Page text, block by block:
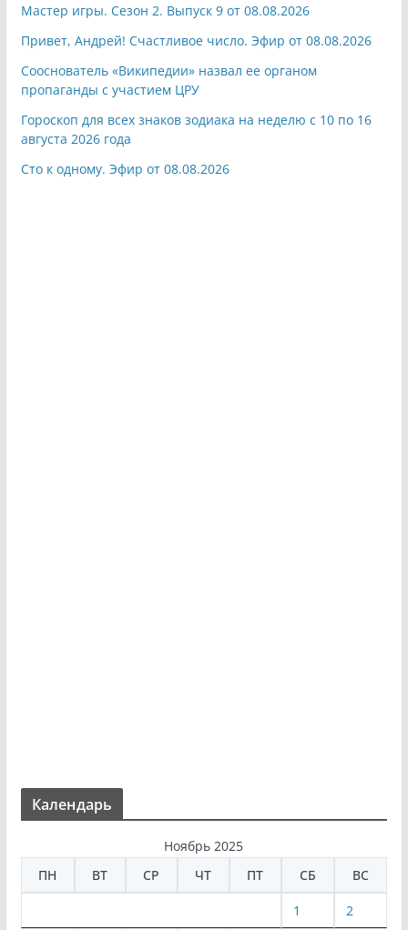
Мастер игры. Сезон 2. Выпуск 9 от 08.08.2026
Привет, Андрей! Счастливое число. Эфир от 08.08.2026
Сооснователь «Википедии» назвал ее органом
пропаганды с участием ЦРУ
Гороскоп для всех знаков зодиака на неделю с 10 по 16
августа 2026 года
Сто к одному. Эфир от 08.08.2026
Календарь
Ноябрь 2025
ПН
ВТ СР ЧТ ПТ СБ ВС
1 2